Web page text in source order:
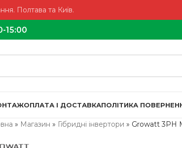
Полтава та Київ.
15:00
ОПЛАТА І ДОСТАВКАПОЛІТИКА
» Магазин » Гібридні інвертори » Growatt 3PH